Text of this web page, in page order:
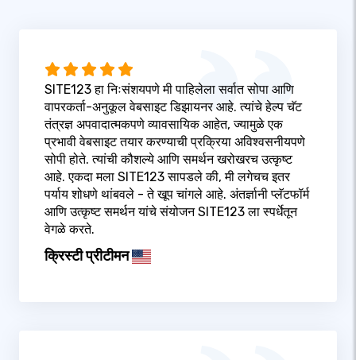
SITE123 हा निःसंशयपणे मी पाहिलेला सर्वात सोपा आणि
वापरकर्ता-अनुकूल वेबसाइट डिझायनर आहे. त्यांचे हेल्प चॅट
तंत्रज्ञ अपवादात्मकपणे व्यावसायिक आहेत, ज्यामुळे एक
प्रभावी वेबसाइट तयार करण्याची प्रक्रिया अविश्वसनीयपणे
सोपी होते. त्यांची कौशल्ये आणि समर्थन खरोखरच उत्कृष्ट
आहे. एकदा मला SITE123 सापडले की, मी लगेचच इतर
पर्याय शोधणे थांबवले - ते खूप चांगले आहे. अंतर्ज्ञानी प्लॅटफॉर्म
आणि उत्कृष्ट समर्थन यांचे संयोजन SITE123 ला स्पर्धेतून
वेगळे करते.
क्रिस्टी प्रीटीमन